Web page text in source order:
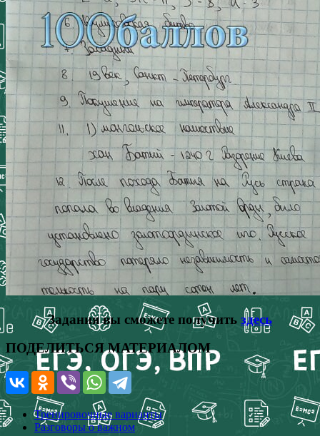
Задания вы сможете получить здесь
ПОДЕЛИТЬСЯ МАТЕРИАЛОМ
Тренировочные варианты
Разговоры о важном